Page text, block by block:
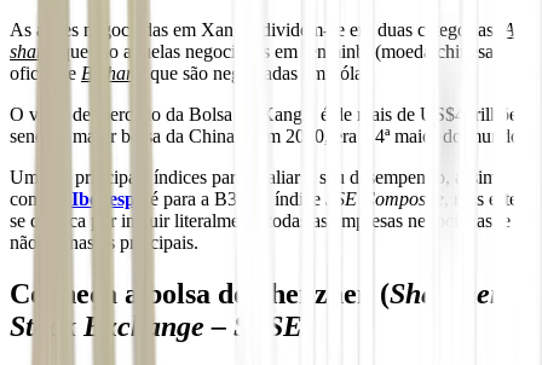
As ações negociadas em Xangai dividem-se em duas categorias: A-
share
, que são aquelas negociadas em renminbi (moeda chinesa
oficial) e B-share
, que são negociadas em dólar.
O valor de mercado da Bolsa de Xangai é de mais de US$4 trilhões,
sendo a maior bolsa da China e, em 2020, era a 4ª maior do mundo.
Um dos principais índices para avaliar o seu desempenho, assim
como o Ibovespa é para a B3, é o índice SSE Composite, mas este
se destaca por incluir literalmente todas as empresas negociadas, e
não apenas as principais.
Conheça a bolsa de Shenzhen (Shenzhen
Stock Exchange – SZSE